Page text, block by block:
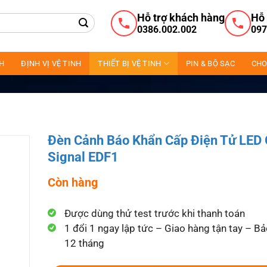
Hỗ trợ khách hàng
0386.002.002
Hỗ
ĐỊNH VỊ VỆ TINH THIẾT BỊ VỆ TINH PIN & BỘ SẠC
Đèn Cảnh Báo Khẩn Cấp Điện Tử LED
Signal EDF1
Còn hàng
Được dùng thử test trước khi thanh toán
1 đổi 1 ngay lập tức – Giao hàng tận tay –
12 tháng